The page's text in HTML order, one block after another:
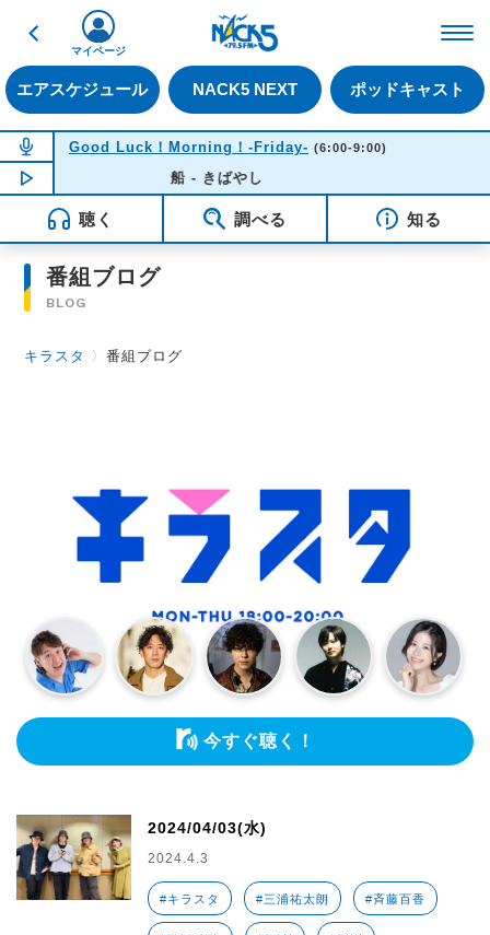
戻る
エアスケジュール NACK5 NEXT ポッドキャスト
マイページ
NOW ON AIR
Good Luck！Morning！-Friday- (6:00-9:00)
06:33
船 - きばやし
聴く 調べる 知る
番組ブログ
BLOG
キラスタ 〉番組ブログ
今すぐ聴く！
2024/04/03(水)
2024.4.3
#キラスタ #三浦祐太朗 #斉藤百香